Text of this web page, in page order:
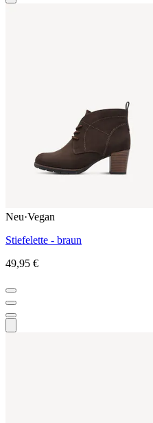
Neu·Vegan
Stiefelette - braun
49,95 €